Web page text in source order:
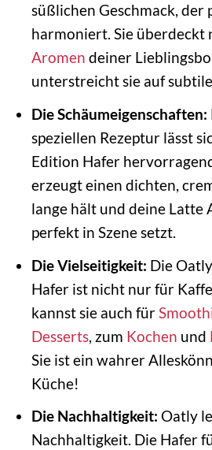
süßlichen Geschmack, der
harmoniert. Sie überdeckt
Aromen deiner
unterstreicht sie auf
Die Schäumeigenschaften:
speziellen Rezeptur lässt
Edition Hafer
erzeugt einen dichten,
lange hält und deine Latte
perfekt in Szene setzt.
Die Vielseitigkeit: Die
Hafer ist nicht nur für
kannst sie auch für
Desserts, zum Kochen und
Sie ist ein wahrer
Küche!
Die Nachhaltigkeit: Oatly
Nachhaltigkeit. Die Hafer